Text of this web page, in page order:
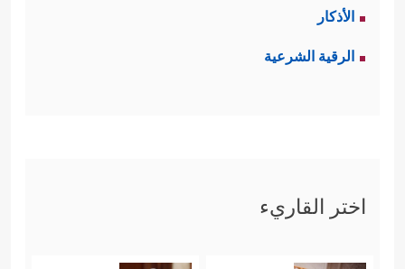
الأذكار
الرقية الشرعية
اختر القاريء